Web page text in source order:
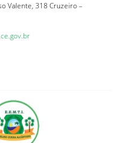
Valente, 318 Cruzeiro –